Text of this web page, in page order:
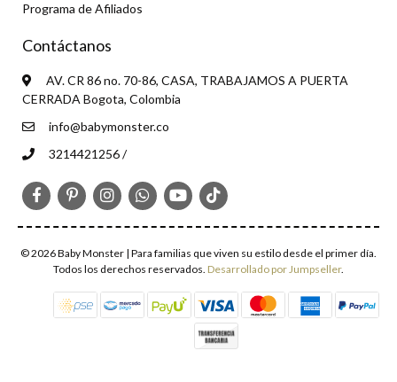
Programa de Afiliados
Contáctanos
AV. CR 86 no. 70-86, CASA, TRABAJAMOS A PUERTA
CERRADA Bogota, Colombia
info@babymonster.co
3214421256 /
© 2026 Baby Monster | Para familias que viven su estilo desde el primer día.
Todos los derechos reservados. Desarrollado por Jumpseller.